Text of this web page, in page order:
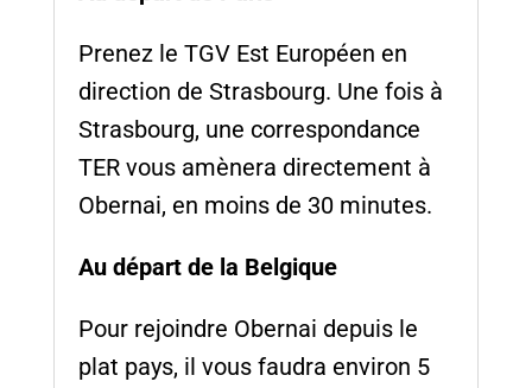
Prenez le TGV Est Européen en
direction de Strasbourg. Une fois à
Strasbourg, une correspondance
TER vous amènera directement à
Obernai, en moins de 30 minutes.
Au départ de la Belgique
Pour rejoindre Obernai depuis le
plat pays, il vous faudra environ 5